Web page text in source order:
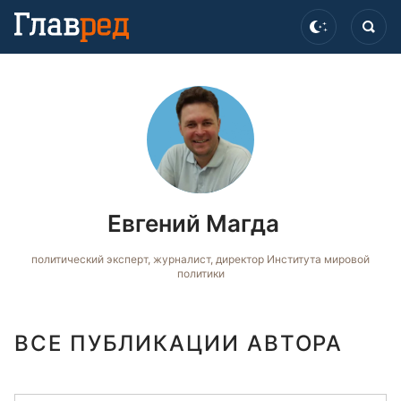
Евгений Магда
политический эксперт, журналист, директор Института мировой
политики
ВСЕ ПУБЛИКАЦИИ АВТОРА